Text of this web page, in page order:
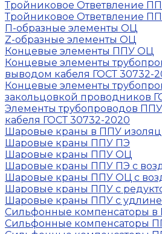
Тройниковое Ответвление
Тройниковое Ответвление
П-образные элементы ОЦ
Z-образные элементы ОЦ
Концевые элементы ППУ ОЦ
Концевые элементы
выводом кабеля ГОСТ 30732-
Концевые элементы
закольцовкой проводников
Элементы трубопроводов
кабеля ГОСТ 30732-2020
Шаровые краны в ППУ
Шаровые краны ППУ ПЭ
Шаровые краны ППУ ОЦ
Шаровые краны ППУ ПЭ с
Шаровые краны ППУ ОЦ с
Шаровые краны ППУ с
Шаровые краны ППУ с
Сильфонные компенсаторы
Сильфонные компенсаторы